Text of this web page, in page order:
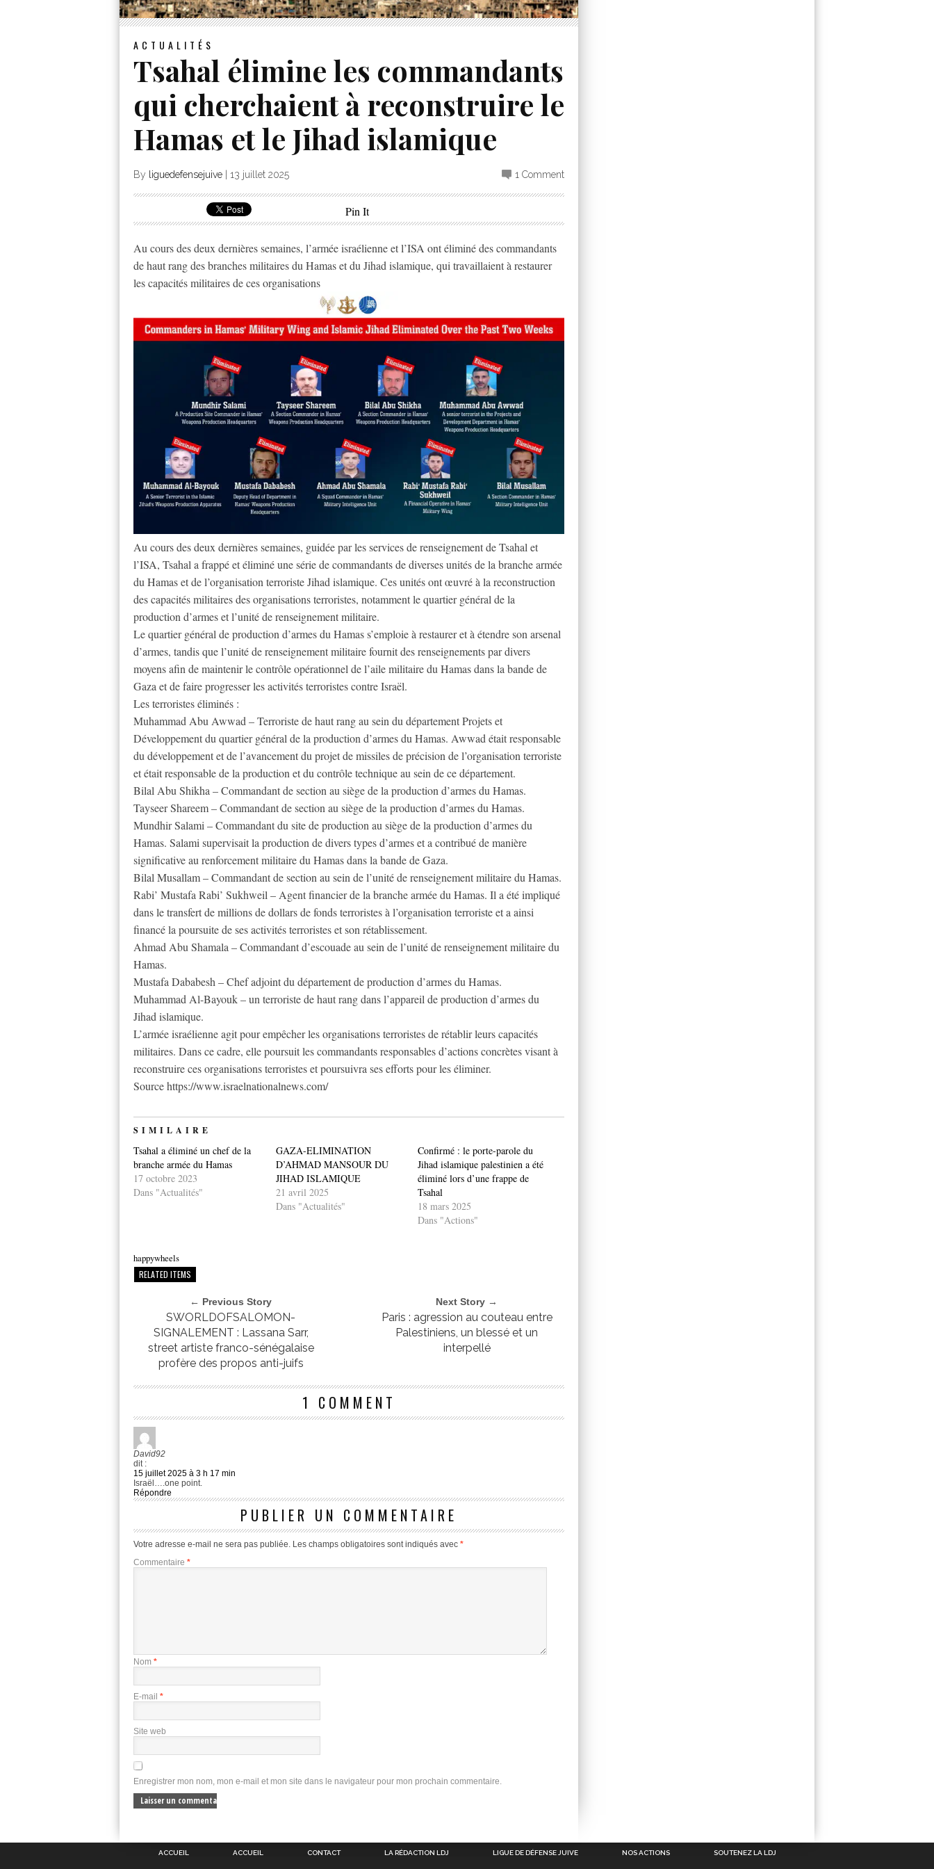
ACTUALITÉS
Tsahal élimine les commandants
qui cherchaient à reconstruire le
Hamas et le Jihad islamique
By liguedefensejuive 13 juillet 2025 1 Comment
Pin It
Au cours des deux dernières semaines, l’armée israélienne et l’ISA ont éliminé des commandants
de haut rang des branches militaires du Hamas et du Jihad islamique, qui travaillaient à restaurer
les capacités militaires de ces organisations
Au cours des deux dernières semaines, guidée par les services de renseignement de Tsahal et
l’ISA, Tsahal a frappé et éliminé une série de commandants de diverses unités de la branche armée
du Hamas et de l’organisation terroriste Jihad islamique. Ces unités ont œuvré à la reconstruction
des capacités militaires des organisations terroristes, notamment le quartier général de la
production d’armes et l’unité de renseignement militaire.
Le quartier général de production d’armes du Hamas s’emploie à restaurer et à étendre son arsenal
d’armes, tandis que l’unité de renseignement militaire fournit des renseignements par divers
moyens afin de maintenir le contrôle opérationnel de l’aile militaire du Hamas dans la bande de
Gaza et de faire progresser les activités terroristes contre Israël.
Les terroristes éliminés :
Muhammad Abu Awwad – Terroriste de haut rang au sein du département Projets et
Développement du quartier général de la production d’armes du Hamas. Awwad était responsable
du développement et de l’avancement du projet de missiles de précision de l’organisation terroriste
et était responsable de la production et du contrôle technique au sein de ce département.
Bilal Abu Shikha – Commandant de section au siège de la production d’armes du Hamas.
Tayseer Shareem – Commandant de section au siège de la production d’armes du Hamas.
Mundhir Salami – Commandant du site de production au siège de la production d’armes du
Hamas. Salami supervisait la production de divers types d’armes et a contribué de manière
significative au renforcement militaire du Hamas dans la bande de Gaza.
Bilal Musallam – Commandant de section au sein de l’unité de renseignement militaire du Hamas.
Rabi’ Mustafa Rabi’ Sukhweil – Agent financier de la branche armée du Hamas. Il a été impliqué
dans le transfert de millions de dollars de fonds terroristes à l’organisation terroriste et a ainsi
financé la poursuite de ses activités terroristes et son rétablissement.
Ahmad Abu Shamala – Commandant d’escouade au sein de l’unité de renseignement militaire du
Hamas.
Mustafa Dababesh – Chef adjoint du département de production d’armes du Hamas.
Muhammad Al-Bayouk – un terroriste de haut rang dans l’appareil de production d’armes du
Jihad islamique.
L’armée israélienne agit pour empêcher les organisations terroristes de rétablir leurs capacités
militaires. Dans ce cadre, elle poursuit les commandants responsables d’actions concrètes visant à
reconstruire ces organisations terroristes et poursuivra ses efforts pour les éliminer.
Source https://www.israelnationalnews.com/
SIMILAIRE
Tsahal a éliminé un chef de la
branche armée du Hamas
17 octobre 2023
Dans "Actualités"
GAZA-ELIMINATION
D’AHMAD MANSOUR DU
JIHAD ISLAMIQUE
21 avril 2025
Dans "Actualités"
Confirmé : le porte-parole du
Jihad islamique palestinien a été
éliminé lors d’une frappe de
Tsahal
18 mars 2025
Dans "Actions"
happywheels
RELATED ITEMS
← Previous Story
SWORLDOFSALOMON-
SIGNALEMENT : Lassana Sarr,
street artiste franco-sénégalaise
profère des propos anti-juifs
Next Story →
Paris : agression au couteau entre
Palestiniens, un blessé et un
interpellé
1 COMMENT
David92
dit :
15 juillet 2025 à 3 h 17 min
Israël….one point.
Répondre
PUBLIER UN COMMENTAIRE
Votre adresse e-mail ne sera pas publiée. Les champs obligatoires sont indiqués avec *
Commentaire *
Nom *
E-mail *
Site web
Enregistrer mon nom, mon e-mail et mon site dans le navigateur pour mon prochain commentaire.
ACCUEIL ACCUEIL CONTACT LA RÉDACTION LDJ LIGUE DE DÉFENSE JUIVE NOS ACTIONS SOUTENEZ LA LDJ